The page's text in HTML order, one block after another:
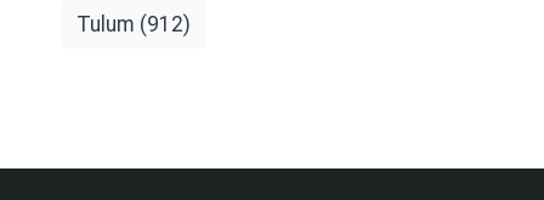
Tulum (912)